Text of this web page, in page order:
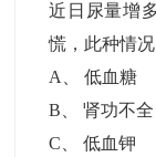
近日尿量增
慌，此种情
A
、低血糖
B 、肾功不全
C 、低血钾